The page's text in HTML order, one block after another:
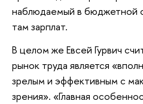
наблюдаемый в бюджетной
там зарплат.
В целом же Евсей Гурвич
рынок труда является
зрелым и эффективным с
зрения». «Главная